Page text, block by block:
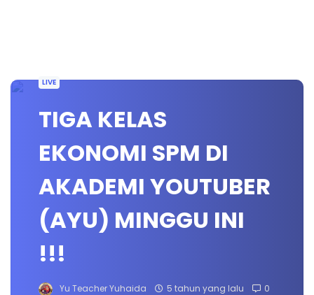
LIVE
TIGA KELAS
EKONOMI SPM DI
AKADEMI YOUTUBER
(AYU) MINGGU INI
!!!
Yu Teacher Yuhaida 5 tahun yang lalu 0